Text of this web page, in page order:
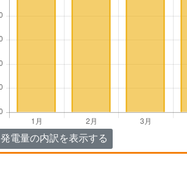
発電量の内訳を表示する